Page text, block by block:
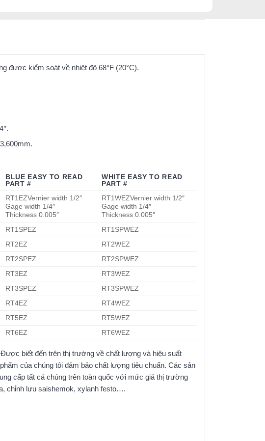
được kiểm soát về nhiệt độ 68°F (20°C).
BLUE EASY TO READ
PART #
WHITE EASY TO READ
PART #
RT1EZVernier width 1/2″
Gage width 1/4″
Thickness 0.005″
RT1WEZVernier width 1/2″
Gage width 1/4″
Thickness 0.005″
RT1SPEZ
RT1SPWEZ
RT2EZ
RT2WEZ
RT2SPEZ
RT2SPWEZ
RT3EZ
RT3WEZ
RT3SPEZ
RT3SPWEZ
RT4EZ
RT4WEZ
RT5EZ
RT5WEZ
RT6EZ RT6WEZ
biết đến trên thị trường về chất lượng và hiệu suất
của chúng tôi đảm bảo chất lượng tiêu chuẩn. Các sản
cấp tất cả chúng trên toàn quốc với mức giá thị trường
chỉnh lưu saishemok, xylanh festo….